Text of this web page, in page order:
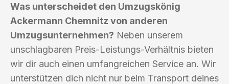
Was unterscheidet den Umzugskönig
Ackermann Chemnitz von anderen
Umzugsunternehmen? Neben unserem
unschlagbaren Preis-Leistungs-Verhältnis bieten
wir dir auch einen umfangreichen Service an. Wir
unterstützen dich nicht nur beim Transport deines